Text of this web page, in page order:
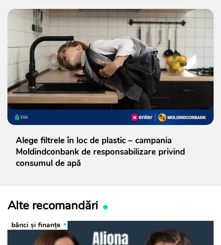
Alege filtrele în loc de plastic – campania
Moldindconbank de responsabilizare privind
consumul de apă
Alte recomandări
bănci şi finanţe